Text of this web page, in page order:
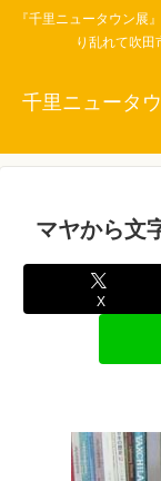
『千里ニュータウン展
り乱れて吹
千里ニュータ
マヤから文
X